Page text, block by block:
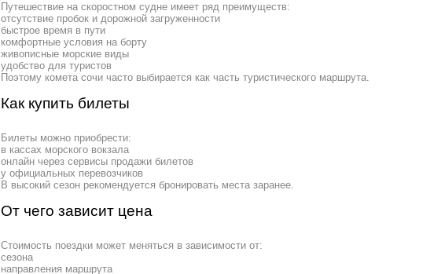
Путешествие на скоростном судне имеет ряд преимуществ:
отсутствие пробок и дорожной загруженности
быстрое время в пути
комфортные условия на борту
живописные морские виды
удобство для туристов
Поэтому комета сочи часто выбирается как часть туристического маршрута.
Как купить билеты
Билеты можно приобрести:
в кассах морского вокзала
онлайн через сервисы продажи билетов
у официальных перевозчиков
В высокий сезон рекомендуется бронировать места заранее.
От чего зависит цена
Стоимость поездки может меняться в зависимости от:
сезона
направления маршрута